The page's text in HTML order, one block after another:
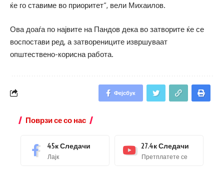
ќе го ставиме во приоритет“, вели Михаилов.
Ова доаѓа по највите на Пандов дека во затворите ќе се
воспостави ред, а затворениците извршуваат
општествено-корисна работа.
Фејсбук
Поврзи се со нас
45кСледачи
Лајк
27.4кСледачи
Претплатете се